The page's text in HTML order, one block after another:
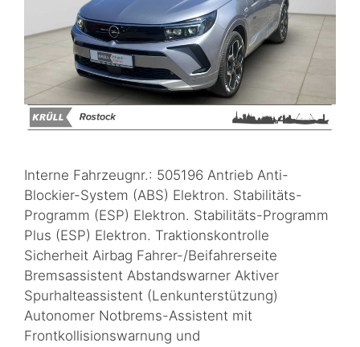
Interne Fahrzeugnr.: 505196 Antrieb Anti-
Blockier-System (ABS) Elektron. Stabilitäts-
Programm (ESP) Elektron. Stabilitäts-Programm
Plus (ESP) Elektron. Traktionskontrolle
Sicherheit Airbag Fahrer-/Beifahrerseite
Bremsassistent Abstandswarner Aktiver
Spurhalteassistent (Lenkunterstützung)
Autonomer Notbrems-Assistent mit
Frontkollisionswarnung und